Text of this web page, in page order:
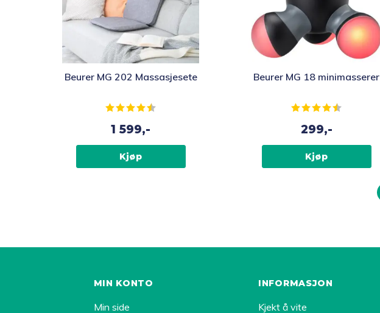
Beurer MG 202 Massasjesete
Karakter:
1 599,-
Kjøp
Beurer MG 18 minimasserer
Karakter:
299,-
Kjøp
MIN KONTO
Min side
INFORMASJON
Kjekt å vite